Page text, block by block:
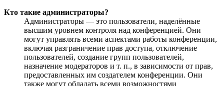
Кто такие администраторы?
Администраторы — это пользователи, наделённые
высшим уровнем контроля над конференцией. Они
могут управлять всеми аспектами работы конференции,
включая разграничение прав доступа, отключение
пользователей, создание групп пользователей,
назначение модераторов и т. п., в зависимости от прав,
предоставленных им создателем конференции. Они
также могут обладать всеми возможностями